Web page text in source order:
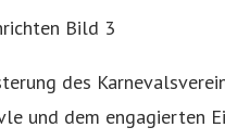
des
und dem engagierten